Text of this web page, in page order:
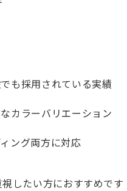
も採用されている実績
カラーバリエーション
ング両方に対応
したい方におすすめです